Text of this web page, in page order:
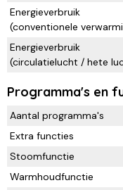
Energieverbruik
(conventionele
Energieverbruik
(circulatielucht / hete
Programma's en
Aantal programma's
Extra functies
Stoomfunctie
Warmhoudfunctie